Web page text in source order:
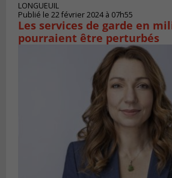
LONGUEUIL
Publié le 22 février 2024 à 07h55
Les services de garde en
pourraient être perturbés